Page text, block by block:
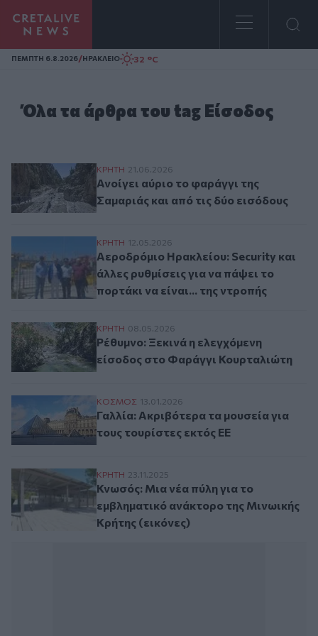
Homepage
ΠΕΜΠΤΗ 6.8.2026/ΗΡΑΚΛΕΙΟ 32 °C
Όλα τα άρθρα του tag Είσοδος
Ανοίγει αύριο το φαράγγι της Σαμαριάς
ΚΡΗΤΗ 21.06.2026
Ανοίγει αύριο το φαράγγι της
Σαμαριάς και από τις δύο εισόδους
Αεροδρόμιο Ηρακλείου: Security και
ΚΡΗΤΗ 12.05.2026
Αεροδρόμιο Ηρακλείου: Security και
άλλες ρυθμίσεις για να πάψει το
πορτάκι να είναι... της ντροπής
Ρέθυμνο: Ξεκινά η ελεγχόμενη είσοδος
ΚΡΗΤΗ 08.05.2026
Ρέθυμνο: Ξεκινά η ελεγχόμενη
είσοδος στο Φαράγγι Κουρταλιώτη
Γαλλία: Ακριβότερα τα μουσεία για τους
ΚΟΣΜΟΣ 13.01.2026
Γαλλία: Ακριβότερα τα μουσεία για
τους τουρίστες εκτός ΕΕ
Κνωσός: Μια νέα πύλη για το
ΚΡΗΤΗ 23.11.2025
Κνωσός: Μια νέα πύλη για το
εμβληματικό ανάκτορο της Μινωικής
Κρήτης (εικόνες)